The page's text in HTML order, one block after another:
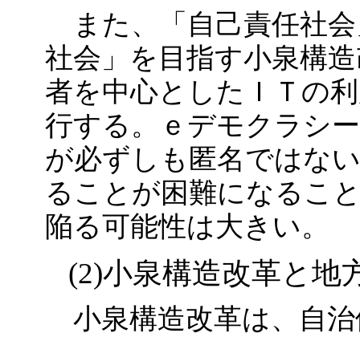
また、「自己責任社
社会」を目指す小泉構
者を中心としたＩＴの
行する。ｅデモクラシ
が必ずしも匿名ではな
ることが困難になるこ
陥る可能性は大きい。
(2)小泉構造改革と地
小泉構造改革は、自